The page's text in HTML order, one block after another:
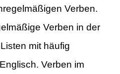
Verben.
Verben in der
mit häufig
Verben im